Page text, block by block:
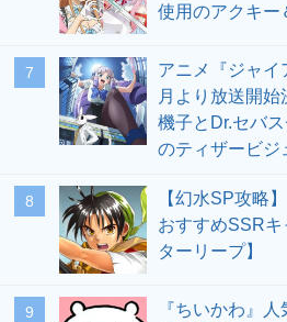
使用のアクキー
7
アニメ『ジャイ
月より放送開
機子とDr.セバ
のティザービジ
8
【幻水SP攻略
おすすめSSR
ターリープ】
9
『ちいかわ』